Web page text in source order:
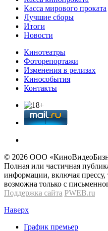
Касса мирового проката
Лучшие сборы
Итоги
Новости
Кинотеатры
Фоторепортажи
Изменения в релизах
Кинособытия
Контакты
© 2026 OOО
Полная или частичная
информации, включая прессу,
возможна только с
Поддержка сайта PWEB.ru
Наверх
График премьер